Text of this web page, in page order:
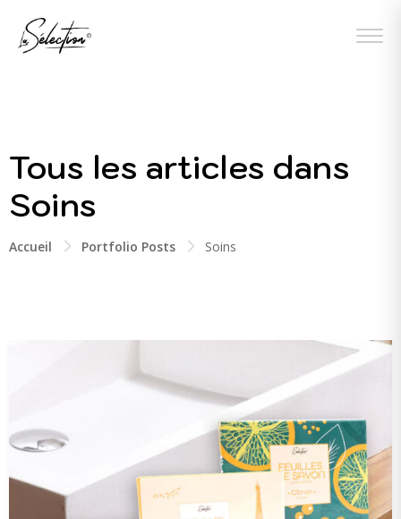
Tous les articles dans
Soins
Accueil Portfolio Posts Soins